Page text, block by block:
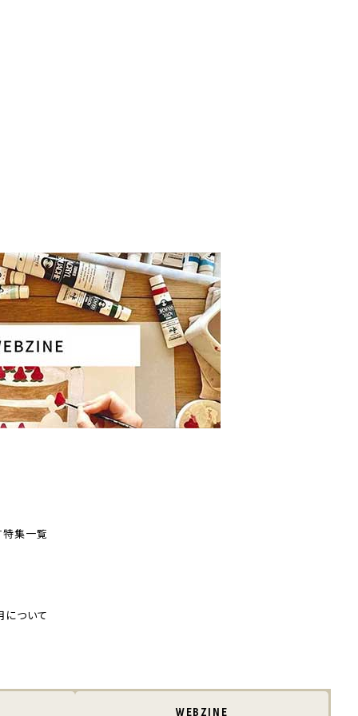
特集一覧
について
WEBZINE